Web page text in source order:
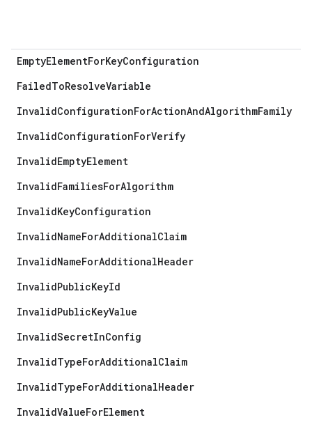
EmptyElementForKeyConfiguration
FailedToResolveVariable
InvalidConfigurationForActionAndAlgorithmFamily
InvalidConfigurationForVerify
InvalidEmptyElement
InvalidFamiliesForAlgorithm
InvalidKeyConfiguration
InvalidNameForAdditionalClaim
InvalidNameForAdditionalHeader
InvalidPublicKeyId
InvalidPublicKeyValue
InvalidSecretInConfig
InvalidTypeForAdditionalClaim
InvalidTypeForAdditionalHeader
InvalidValueForElement